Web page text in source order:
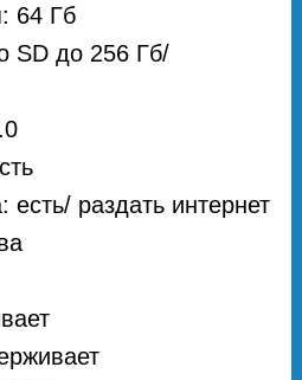
64 Гб
SD до 256 Гб/
есть/ раздать интернет